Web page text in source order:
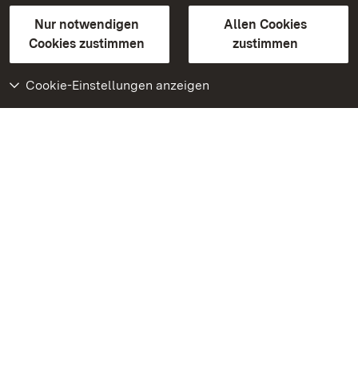
Nur notwendigen
Cookies zustimmen
Allen Cookies
zustimmen
Cookie-Einstellungen anzeigen
GebärdenspracheLeichte Sprache
Erklärung zur Barrierefreiheit
BITV-konform (geprüfte Seiten)
Weiteres